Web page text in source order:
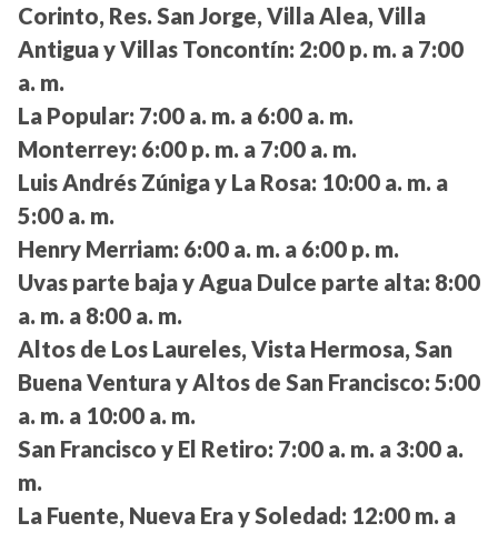
Corinto, Res. San Jorge, Villa Alea, Villa
Antigua y Villas Toncontín: 2:00 p. m. a 7:00
a. m.
La Popular: 7:00 a. m. a 6:00 a. m.
Monterrey: 6:00 p. m. a 7:00 a. m.
Luis Andrés Zúniga y La Rosa: 10:00 a. m. a
5:00 a. m.
Henry Merriam: 6:00 a. m. a 6:00 p. m.
Uvas parte baja y Agua Dulce parte alta: 8:00
a. m. a 8:00 a. m.
Altos de Los Laureles, Vista Hermosa, San
Buena Ventura y Altos de San Francisco: 5:00
a. m. a 10:00 a. m.
San Francisco y El Retiro: 7:00 a. m. a 3:00 a.
m.
La Fuente, Nueva Era y Soledad: 12:00 m. a